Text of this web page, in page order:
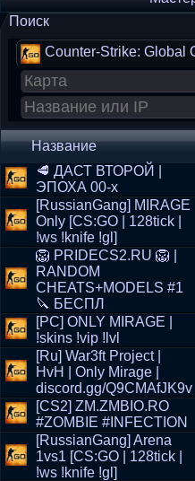
Поиск
Counter-Strike: Global
Название
🥩 ДАСТ ВТОРОЙ |
ЭПОХА 00-x
[RussianGang] MIRAGE
Only [CS:GO | 128tick |
!ws !knife !gl]
🦁 PRIDECS2.RU 🦁 |
RANDOM
CHEATS+MODELS #1
🔪 БЕСПЛ
[РС] ONLY MIRAGE |
!skins !vip !lvl
[Ru] War3ft Project |
HvH | Only Mirage |
discord.gg/Q9CMAfJK9v
[CS2] ZM.ZMBIO.RO
#ZOMBIE #INFECTION
[RussianGang] Arena
1vs1 [CS:GO | 128tick |
!ws !knife !gl]